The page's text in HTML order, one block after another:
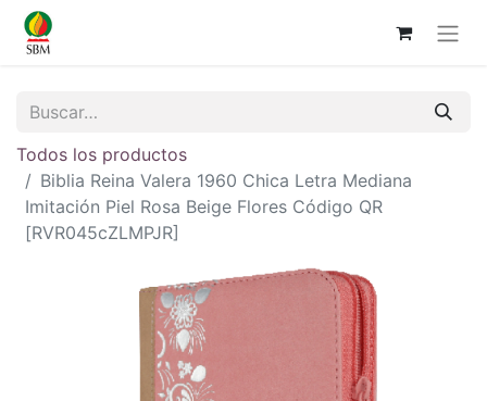
Todos los productos
Biblia Reina Valera 1960 Chica Letra Mediana
Imitación Piel Rosa Beige Flores Código QR
[RVR045cZLMPJR]